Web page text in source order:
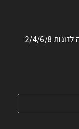
טבעת נירוסטה חלקה זהובה לזוגות 2/4/6/8